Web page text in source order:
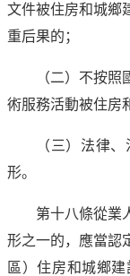
文件被住房和城鄉
重后果的；
（二）不按
術服務活動被住房
（三）法律
形。
第十八條從業
形之一的，應當認
區）住房和城鄉